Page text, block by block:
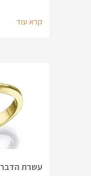
קרא עוד
עשרת